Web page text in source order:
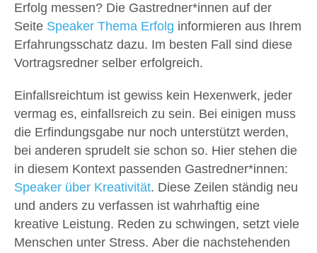
Erfolg messen? Die Gastredner*innen auf der
Seite Speaker Thema Erfolg informieren aus Ihrem
Erfahrungsschatz dazu. Im besten Fall sind diese
Vortragsredner selber erfolgreich.
Einfallsreichtum ist gewiss kein Hexenwerk, jeder
vermag es, einfallsreich zu sein. Bei einigen muss
die Erfindungsgabe nur noch unterstützt werden,
bei anderen sprudelt sie schon so. Hier stehen die
in diesem Kontext passenden Gastredner*innen:
Speaker über Kreativität . Diese Zeilen ständig neu
und anders zu verfassen ist wahrhaftig eine
kreative Leistung. Reden zu schwingen, setzt viele
Menschen unter Stress. Aber die nachstehenden